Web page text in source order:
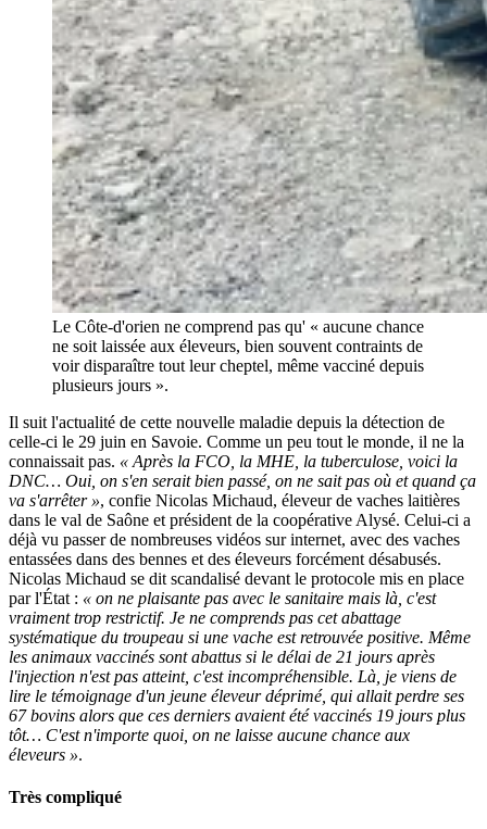
Le Côte-d'orien ne comprend pas qu' « aucune chance
ne soit laissée aux éleveurs, bien souvent contraints de
voir disparaître tout leur cheptel, même vacciné depuis
plusieurs jours ».
Il suit l'actualité de cette nouvelle maladie depuis la détection de
celle-ci le 29 juin en Savoie. Comme un peu tout le monde, il ne la
connaissait pas. « Après la FCO, la MHE, la tuberculose, voici la
DNC… Oui, on s'en serait bien passé, on ne sait pas où et quand ça
va s'arrêter », confie Nicolas Michaud, éleveur de vaches laitières
dans le val de Saône et président de la coopérative Alysé. Celui-ci a
déjà vu passer de nombreuses vidéos sur internet, avec des vaches
entassées dans des bennes et des éleveurs forcément désabusés.
Nicolas Michaud se dit scandalisé devant le protocole mis en place
par l'État : « on ne plaisante pas avec le sanitaire mais là, c'est
vraiment trop restrictif. Je ne comprends pas cet abattage
systématique du troupeau si une vache est retrouvée positive. Même
les animaux vaccinés sont abattus si le délai de 21 jours après
l'injection n'est pas atteint, c'est incompréhensible. Là, je viens de
lire le témoignage d'un jeune éleveur déprimé, qui allait perdre ses
67 bovins alors que ces derniers avaient été vaccinés 19 jours plus
tôt… C'est n'importe quoi, on ne laisse aucune chance aux
éleveurs ».
Très compliqué